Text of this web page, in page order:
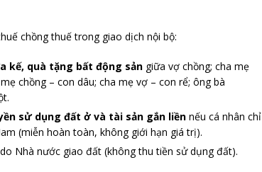
chồng thuế trong giao dịch nội bộ:
kế, quà tặng bất động sản giữa vợ chồng; cha mẹ
chồng – con dâu; cha mẹ vợ – con rể; ông bà
sử dụng đất ở và tài sản gắn liền nếu cá nhân chỉ
(miễn hoàn toàn, không giới hạn giá trị).
do Nhà nước giao đất (không thu tiền sử dụng đất).